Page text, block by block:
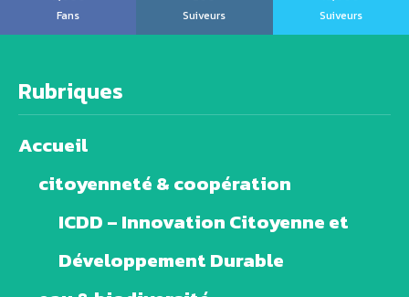
Fans
Suiveurs
Suiveurs
Rubriques
Accueil
citoyenneté & coopération
ICDD – Innovation Citoyenne et
Développement Durable